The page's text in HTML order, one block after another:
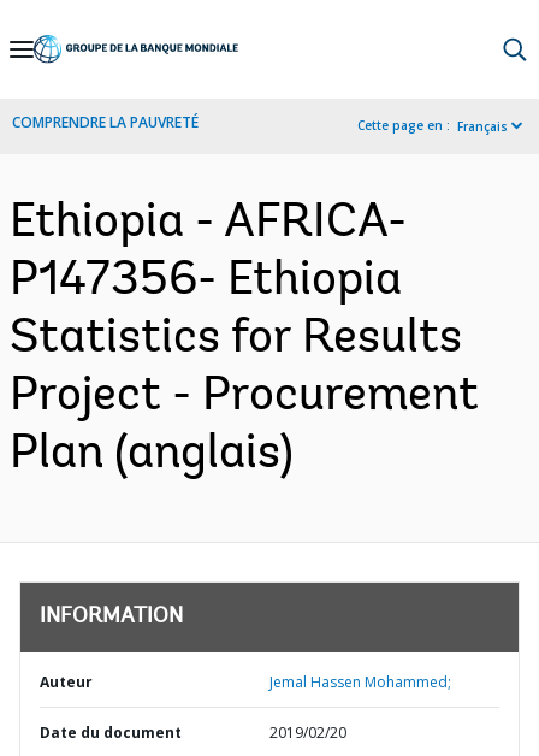
Skip
Navigation
COMPRENDRE LA PAUVRETÉ Cette page en : Français
Ethiopia - AFRICA-
P147356- Ethiopia
Statistics for Results
Project - Procurement
Plan (anglais)
INFORMATION
Auteur Jemal Hassen Mohammed;
Date du document 2019/02/20